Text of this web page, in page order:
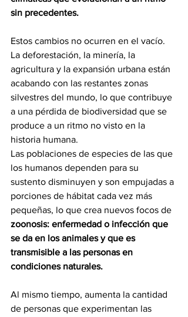
sin precedentes.
Estos cambios no ocurren en el vacío.
La deforestación, la minería, la
agricultura y la expansión urbana están
acabando con las restantes zonas
silvestres del mundo, lo que contribuye
a una pérdida de biodiversidad que se
produce a un ritmo no visto en la
historia humana.
Las poblaciones de especies de las que
los humanos dependen para su
sustento disminuyen y son empujadas a
porciones de hábitat cada vez más
pequeñas, lo que crea nuevos focos de
zoonosis: enfermedad o infección que
se da en los animales y que es
transmisible a las personas en
condiciones naturales.
Al mismo tiempo, aumenta la cantidad
de personas que experimentan las